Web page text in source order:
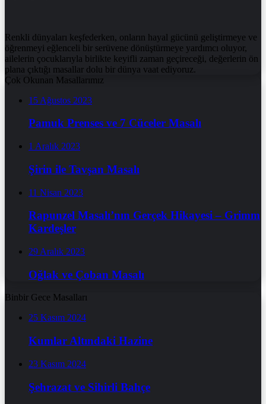
Renkli dünyaları keşfederken, onların hayal gücünü geliştirmeye ve
öğrenmeyi eğlenceli bir serüvene dönüştürmeye yardımcı oluyor,
ailelerin çocuklarıyla birlikte keyifli zaman geçireceği, değerlerin ön
plana çıktığı masallar dolu bir dünya vaat ediyoruz.
Çok Okunan Masallarımız
15 Ağustos 2023
Pamuk Prenses ve 7 Cüceler Masalı
1 Aralık 2023
Şirin ile Tavşan Masalı
11 Nisan 2023
Rapunzel Masalı’nın Gerçek Hikayesi – Grimm
Kardeşler
29 Aralık 2023
Oğlak ve Çoban Masalı
Binbir Gece Masalları
25 Kasım 2024
Kumlar Altındaki Hazine
23 Kasım 2024
Şehrazat ve Sihirli Bahçe